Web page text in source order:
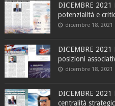
DICEMBRE
potenzialità e
dicembre 18, 2021
DICEMBRE 2021
posizioni
dicembre 18, 2021
DICEMBRE 2021
centralità